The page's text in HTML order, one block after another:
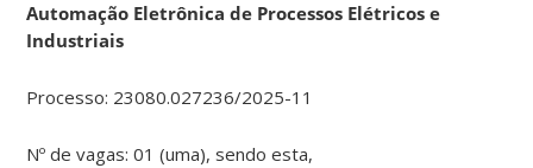
Automação Eletrônica de Processos Elétricos e
Industriais
Processo: 23080.027236/2025-11
Nº de vagas: 01 (uma), sendo esta,